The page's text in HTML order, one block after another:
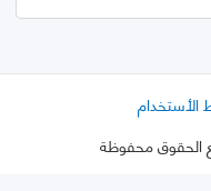
الحقوق محفوظة